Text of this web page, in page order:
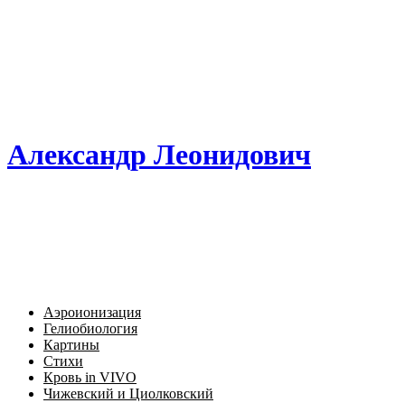
Александр Леонидович
Аэроионизация
Гелиобиология
Картины
Стихи
Кровь in VIVO
Чижевский и Циолковский